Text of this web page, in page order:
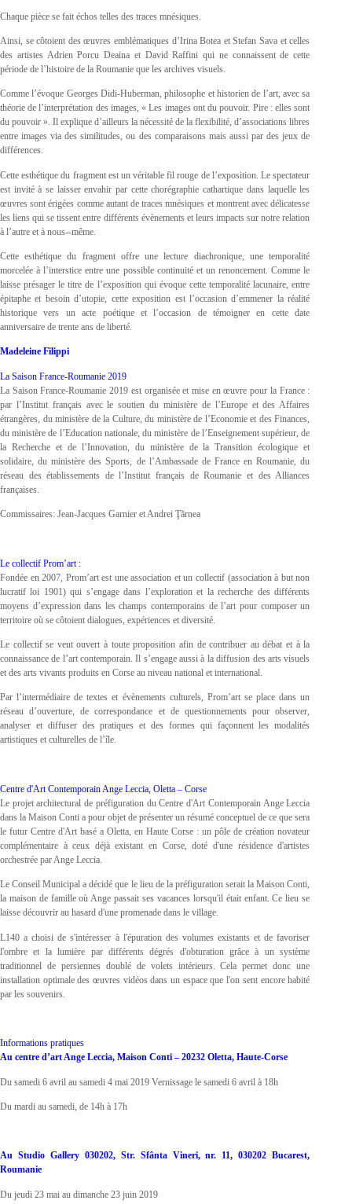
Chaque pièce se fait échos telles des traces mnésiques.
Ainsi, se côtoient des œuvres emblématiques d’Irina Botea et Stefan Sava et celles
des artistes Adrien Porcu Deaina et David Raffini qui ne connaissent de cette
période de l’histoire de la Roumanie que les archives visuels.
Comme l’évoque Georges Didi-Huberman, philosophe et historien de l’art, avec sa
théorie de l’interprétation des images, « Les images ont du pouvoir. Pire : elles sont
du pouvoir ». Il explique d’ailleurs la nécessité de la flexibilité, d’associations libres
entre images via des similitudes, ou des comparaisons mais aussi par des jeux de
différences.
Cette esthétique du fragment est un véritable fil rouge de l’exposition. Le spectateur
est invité à se laisser envahir par cette chorégraphie cathartique dans laquelle les
œuvres sont érigées comme autant de traces mnésiques et montrent avec délicatesse
les liens qui se tissent entre différents évènements et leurs impacts sur notre relation
à l’autre et à nous-­‐même.
Cette esthétique du fragment offre une lecture diachronique, une temporalité
morcelée à l’interstice entre une possible continuité et un renoncement. Comme le
laisse présager le titre de l’exposition qui évoque cette temporalité lacunaire, entre
épitaphe et besoin d’utopie, cette exposition est l’occasion d’emmener la réalité
historique vers un acte poétique et l’occasion de témoigner en cette date
anniversaire de trente ans de liberté.
Madeleine Filippi
La Saison France-Roumanie 2019
La Saison France-Roumanie 2019 est organisée et mise en œuvre pour la France :
par l’Institut français avec le soutien du ministère de l’Europe et des Affaires
étrangères, du ministère de la Culture, du ministère de l’Economie et des Finances,
du ministère de l’Education nationale, du ministère de l’Enseignement supérieur, de
la Recherche et de l’Innovation, du ministère de la Transition écologique et
solidaire, du ministère des Sports, de l’Ambassade de France en Roumanie, du
réseau des établissements de l’Institut français de Roumanie et des Alliances
françaises.
Commissaires: Jean-Jacques Garnier et Andrei Ţărnea
Le collectif Prom’art :
Fondée en 2007, Prom’art est une association et un collectif (association à but non
lucratif loi 1901) qui s’engage dans l’exploration et la recherche des différents
moyens d’expression dans les champs contemporains de l’art pour composer un
territoire où se côtoient dialogues, expériences et diversité.
Le collectif se veut ouvert à toute proposition afin de contribuer au débat et à la
connaissance de l’art contemporain. Il s’engage aussi à la diffusion des arts visuels
et des arts vivants produits en Corse au niveau national et international.
Par l’intermédiaire de textes et évènements culturels, Prom’art se place dans un
réseau d’ouverture, de correspondance et de questionnements pour observer,
analyser et diffuser des pratiques et des formes qui façonnent les modalités
artistiques et culturelles de l’île.
Centre d'Art Contemporain Ange Leccia, Oletta – Corse
Le projet architectural de préfiguration du Centre d'Art Contemporain Ange Leccia
dans la Maison Conti a pour objet de présenter un résumé conceptuel de ce que sera
le futur Centre d'Art basé a Oletta, en Haute Corse : un pôle de création novateur
complémentaire à ceux déjà existant en Corse, doté d'une résidence d'artistes
orchestrée par Ange Leccia.
Le Conseil Municipal a décidé que le lieu de la préfiguration serait la Maison Conti,
la maison de famille où Ange passait ses vacances lorsqu'il était enfant. Ce lieu se
laisse découvrir au hasard d'une promenade dans le village.
L140 a choisi de s'intéresser à l'épuration des volumes existants et de favoriser
l'ombre et la lumière par différents dégrés d'obturation grâce à un système
traditionnel de persiennes doublé de volets intérieurs. Cela permet donc une
installation optimale des œuvres vidéos dans un espace que l'on sent encore habité
par les souvenirs.
Informations pratiques
Au centre d’art Ange Leccia, Maison Conti – 20232 Oletta, Haute-Corse
Du samedi 6 avril au samedi 4 mai 2019 Vernissage le samedi 6 avril à 18h
Du mardi au samedi, de 14h à 17h
Au Studio Gallery 030202, Str. Sfânta Vineri, nr. 11, 030202 Bucarest,
Roumanie
Du jeudi 23 mai au dimanche 23 juin 2019